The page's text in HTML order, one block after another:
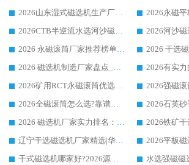
2026山东湿式磁选机生产厂家推荐：华体会手机网页版-华体会(中国) ，深耕磁电领域十余载
2026CTB半逆流水选河沙磁选机哪家好_华体会手机网页版-华体会(中国) _值得信赖
2026 永磁滚筒厂家推荐榜单：技术与实力双驱，华体会手机网页版-华体会(中国) 表现突出
2026 磁选机制造厂家盘点_华体会手机网页版-华体会(中国) _综合实力剖析
2026矿用RCT永磁滚筒优选厂家_华体会手机网页版-华体会(中国) 领衔靠谱品牌盘点
2026全磁滚筒怎么选?靠谱厂家推荐，口碑之选华体会手机网页版-华体会(中国)
2026 磁选机厂家实力排名：技术与实力双轮驱动，华体会手机网页版-华体会(中国) 领跑
辽宁干选磁选机厂家精选|华体会手机网页版-华体会(中国) 硬核实力领跑行业标杆
干式磁选机哪家好?2026源头厂家推荐_华体会手机网页版-华体会(中国) 强磁磁选机生产厂家